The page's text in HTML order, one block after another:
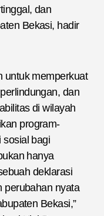
dan
Bekasi, hadir
untuk memperkuat
dan
di wilayah
program-
sosial bagi
hanya
deklarasi
perubahan nyata
Bekasi,”